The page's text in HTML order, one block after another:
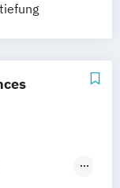
Köln